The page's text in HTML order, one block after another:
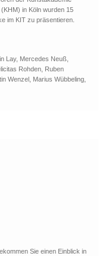
in Köln wurden 15
im KIT zu präsentieren.
Lay, Mercedes Neuß,
Rohden, Ruben
Wenzel, Marius Wübbeling,
Sie einen Einblick in